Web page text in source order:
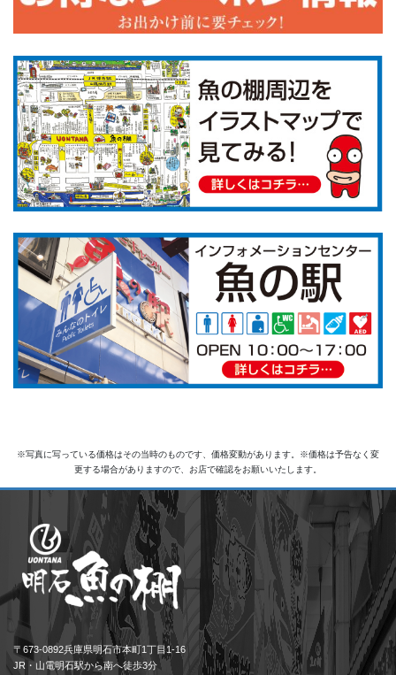
※写真に写っている価格はその当時のものです、価格変動があります。※価格は予告なく変
更する場合がありますので、お店で確認をお願いいたします。
〒673-0892兵庫県明石市本町1丁目1-16
JR・山電明石駅から南へ徒歩3分